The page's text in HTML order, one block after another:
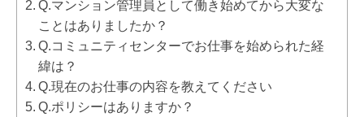
Q.マンション管理員として働き始めてから大変な
ことはありましたか？
Q.コミュニティセンターでお仕事を始められた経
緯は？
Q.現在のお仕事の内容を教えてください
Q.ポリシーはありますか？